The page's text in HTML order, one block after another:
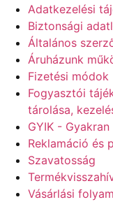
Adatkezelési
Biztonsági
Általános
Áruházunk
Fizetési módok
Fogyasztói
tárolása,
GYIK -
Reklamáció és
Szavatosság
Vásárlási